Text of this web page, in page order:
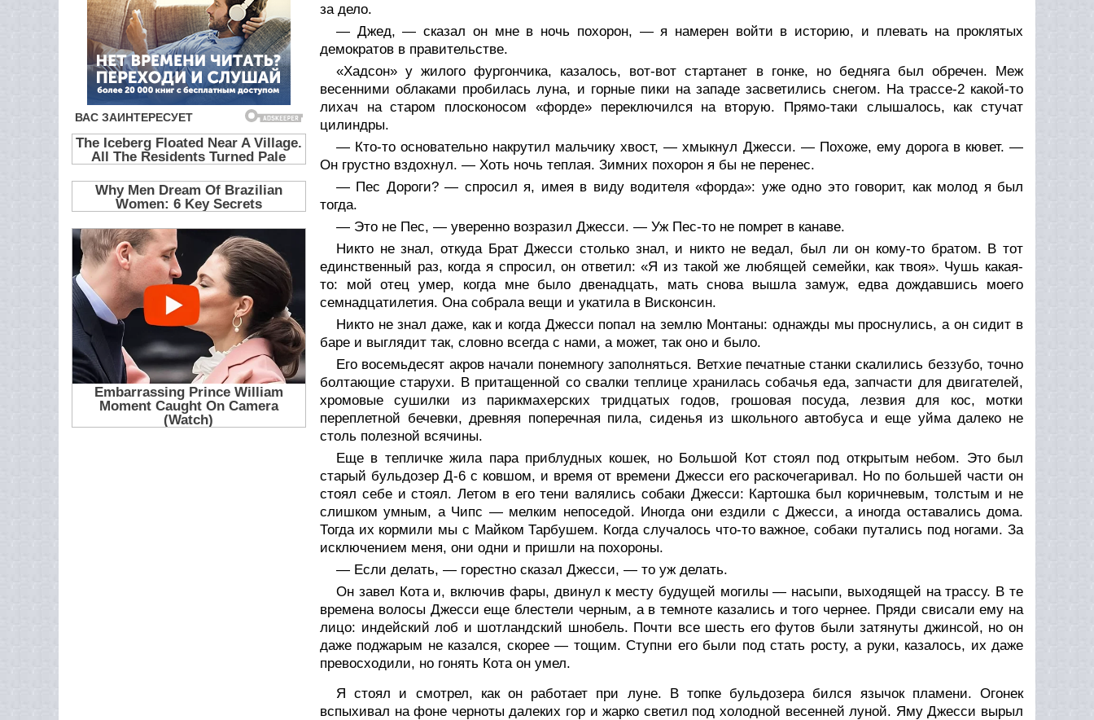
за дело.
— Джед, — сказал он мне в ночь похорон, — я намерен войти в историю, и плевать на проклятых
демократов в правительстве.
«Хадсон» у жилого фургончика, казалось, вот-вот стартанет в гонке, но бедняга был обречен. Меж
весенними облаками пробилась луна, и горные пики на западе засветились снегом. На трассе-2 какой-то
лихач на старом плосконосом «форде» переключился на вторую. Прямо-таки слышалось, как стучат
цилиндры.
— Кто-то основательно накрутил мальчику хвост, — хмыкнул Джесси. — Похоже, ему дорога в кювет. —
Он грустно вздохнул. — Хоть ночь теплая. Зимних похорон я бы не перенес.
— Пес Дороги? — спросил я, имея в виду водителя «форда»: уже одно это говорит, как молод я был
тогда.
— Это не Пес, — уверенно возразил Джесси. — Уж Пес-то не помрет в канаве.
Никто не знал, откуда Брат Джесси столько знал, и никто не ведал, был ли он кому-то братом. В тот
единственный раз, когда я спросил, он ответил: «Я из такой же любящей семейки, как твоя». Чушь какая-
то: мой отец умер, когда мне было двенадцать, мать снова вышла замуж, едва дождавшись моего
семнадцатилетия. Она собрала вещи и укатила в Висконсин.
Никто не знал даже, как и когда Джесси попал на землю Монтаны: однажды мы проснулись, а он сидит в
баре и выглядит так, словно всегда с нами, а может, так оно и было.
Его восемьдесят акров начали понемногу заполняться. Ветхие печатные станки скалились беззубо, точно
болтающие старухи. В притащенной со свалки теплице хранилась собачья еда, запчасти для двигателей,
хромовые сушилки из парикмахерских тридцатых годов, грошовая посуда, лезвия для кос, мотки
переплетной бечевки, древняя поперечная пила, сиденья из школьного автобуса и еще уйма далеко не
столь полезной всячины.
Еще в тепличке жила пара приблудных кошек, но Большой Кот стоял под открытым небом. Это был
старый бульдозер Д-6 с ковшом, и время от времени Джесси его раскочегаривал. Но по большей части он
стоял себе и стоял. Летом в его тени валялись собаки Джесси: Картошка был коричневым, толстым и не
слишком умным, а Чипс — мелким непоседой. Иногда они ездили с Джесси, а иногда оставались дома.
Тогда их кормили мы с Майком Тарбушем. Когда случалось что-то важное, собаки путались под ногами. За
исключением меня, они одни и пришли на похороны.
— Если делать, — горестно сказал Джесси, — то уж делать.
Он завел Кота и, включив фары, двинул к месту будущей могилы — насыпи, выходящей на трассу. В те
времена волосы Джесси еще блестели черным, а в темноте казались и того чернее. Пряди свисали ему на
лицо: индейский лоб и шотландский шнобель. Почти все шесть его футов были затянуты джинсой, но он
даже поджарым не казался, скорее — тощим. Ступни его были под стать росту, а руки, казалось, их даже
превосходили, но гонять Кота он умел.
Я стоял и смотрел, как он работает при луне. В топке бульдозера бился язычок пламени. Огонек
вспыхивал на фоне черноты далеких гор и жарко светил под холодной весенней луной. Яму Джесси вырыл